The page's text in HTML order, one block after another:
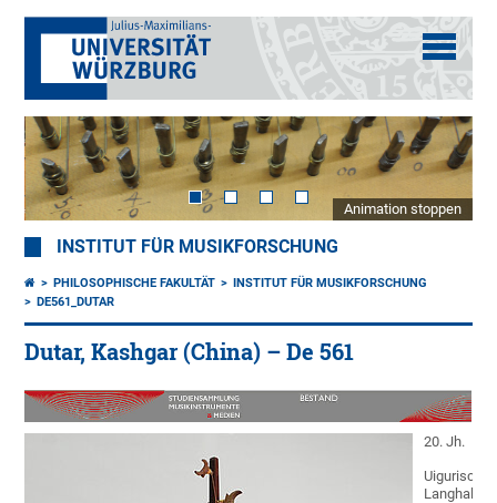
Animation stoppen
INSTITUT FÜR MUSIKFORSCHUNG
PHILOSOPHISCHE FAKULTÄT
INSTITUT FÜR MUSIKFORSCHUNG
DE561_DUTAR
Dutar, Kashgar (China) – De 561
20. Jh.
Uigurische